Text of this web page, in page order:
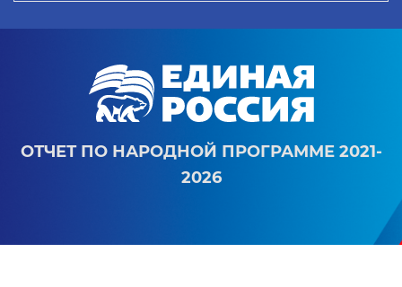
ОТЧЕТ ПО НАРОДНОЙ ПРОГРАММЕ 2021-
2026